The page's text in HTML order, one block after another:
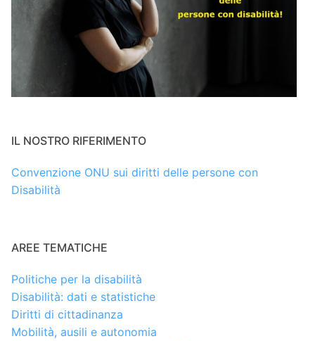
IL NOSTRO RIFERIMENTO
Convenzione ONU sui diritti delle persone con
Disabilità
AREE TEMATICHE
Politiche per la disabilità
Disabilità: dati e statistiche
Diritti di cittadinanza
Mobilità, ausili e autonomia